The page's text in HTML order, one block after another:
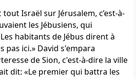
Israël sur Jérusalem, c’est-à-
les Jébusiens, qui
Les habitants de Jébus dirent à
pas ici.» David s'empara
de Sion, c'est-à-dire la ville
dit: «Le premier qui battra les